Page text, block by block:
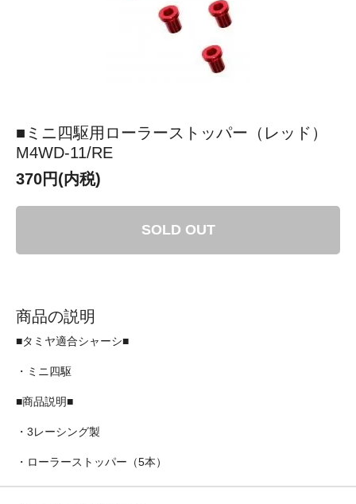
■ミニ四駆用ローラーストッパー（レッド）
M4WD-11/RE
370円(内税)
SOLD OUT
商品の説明
■タミヤ適合シャーシ■
・ミニ四駆
■商品説明■
・3レーシング製
・ローラーストッパー（5本）